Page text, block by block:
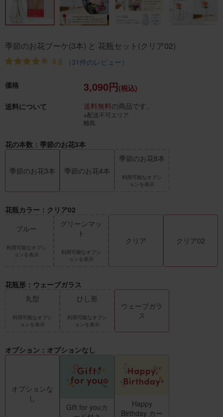
季節のお花ブーケ(3本) と 花瓶セット(クリア02)
4.6
（31件のレビュー）
価格 3,090円(税込)
送料について
送料無料の商品です。
※配送不可エリア
離島
花の本数：季節のお花3本
季節のお花3本 季節のお花4本
季節のお花8本
利用可能なオプシ
ョンを表示
花瓶カラー：クリア02
ブルー
利用可能なオプシ
ョンを表示
グリーンマッ
ト
利用可能なオプシ
ョンを表示
クリア クリア02
花瓶形：ウェーブガラス
丸型
利用可能なオプシ
ョンを表示
ひし形
利用可能なオプシ
ョンを表示
ウェーブガラ
ス
オプション：オプションなし
オプションな
し
Gift for youカ
Happy
Birthday カー